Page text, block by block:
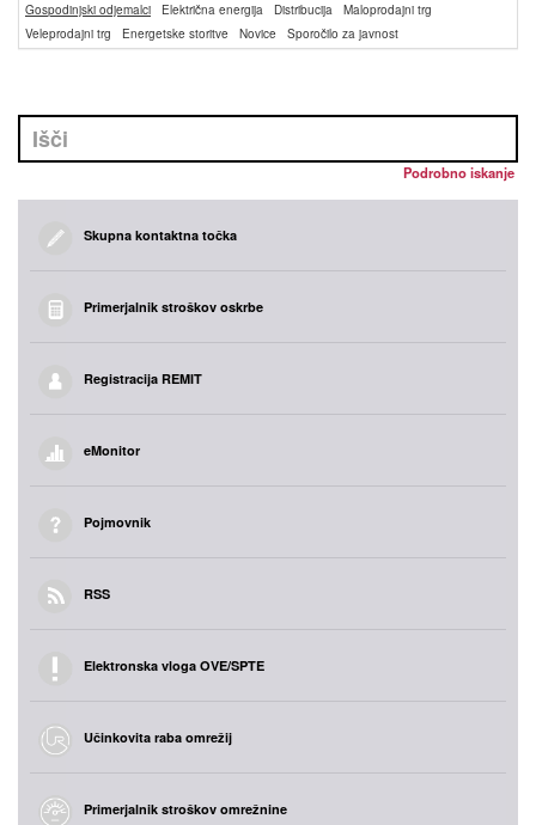
Gospodinjski odjemalci Električna energija Distribucija
Maloprodajni trg
Veleprodajni trg
Energetske storitve Novice Sporočilo za javnost
Podrobno iskanje
Skupna kontaktna točka
Primerjalnik stroškov oskrbe
Registracija REMIT
eMonitor
Pojmovnik
RSS
Elektronska vloga OVE/SPTE
Učinkovita raba omrežij
Primerjalnik stroškov omrežnine